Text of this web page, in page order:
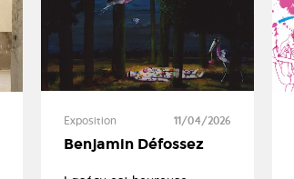
Exposition 11/04/2026
Benjamin Défossez